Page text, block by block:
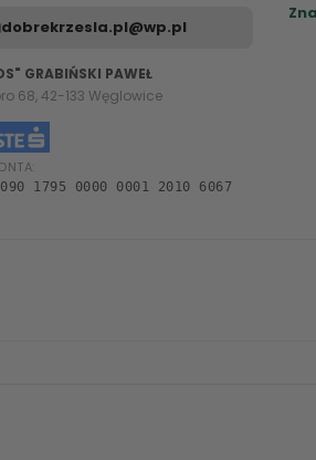
dobrekrzesla.pl@wp.pl
GRABIŃSKI PAWEŁ
68, 42-133 Węglowice
1795 0000 0001 2010 6067